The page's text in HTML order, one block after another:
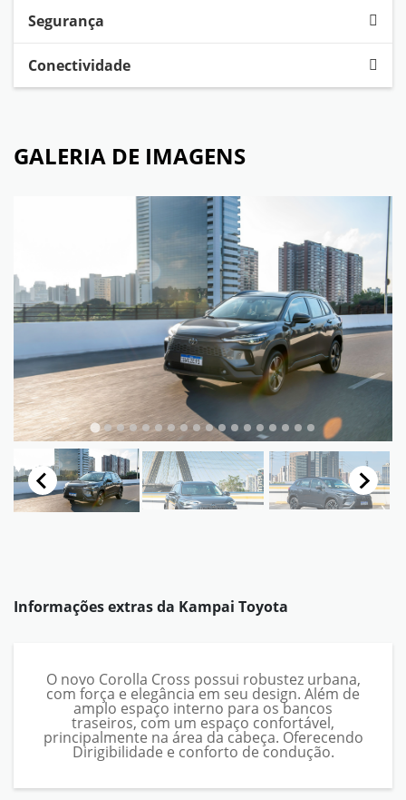
Segurança
Conectividade
GALERIA DE IMAGENS
Informações extras da Kampai Toyota
O novo Corolla Cross possui robustez urbana,
com força e elegância em seu design. Além de
amplo espaço interno para os bancos
traseiros, com um espaço confortável,
principalmente na área da cabeça. Oferecendo
Dirigibilidade e conforto de condução.